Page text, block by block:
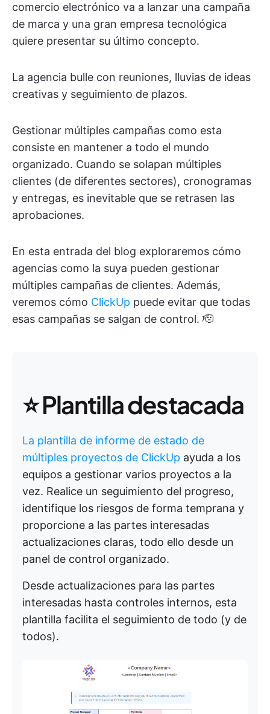
comercio electrónico va a lanzar una campaña
de marca y una gran empresa tecnológica
quiere presentar su último concepto.
La agencia bulle con reuniones, lluvias de ideas
creativas y seguimiento de plazos.
Gestionar múltiples campañas como esta
consiste en mantener a todo el mundo
organizado. Cuando se solapan múltiples
clientes (de diferentes sectores), cronogramas
y entregas, es inevitable que se retrasen las
aprobaciones.
En esta entrada del blog exploraremos cómo
agencias como la suya pueden gestionar
múltiples campañas de clientes. Además,
veremos cómo ClickUp puede evitar que todas
esas campañas se salgan de control. 🫡
⭐ Plantilla destacada
La plantilla de informe de estado de
múltiples proyectos de ClickUp ayuda a los
equipos a gestionar varios proyectos a la
vez. Realice un seguimiento del progreso,
identifique los riesgos de forma temprana y
proporcione a las partes interesadas
actualizaciones claras, todo ello desde un
panel de control organizado.
Desde actualizaciones para las partes
interesadas hasta controles internos, esta
plantilla facilita el seguimiento de todo (y de
todos).